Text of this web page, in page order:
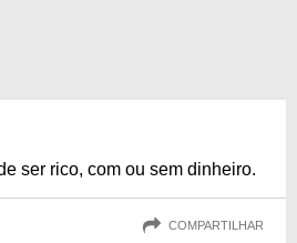
ser rico, com ou sem dinheiro.
COMPARTILHAR